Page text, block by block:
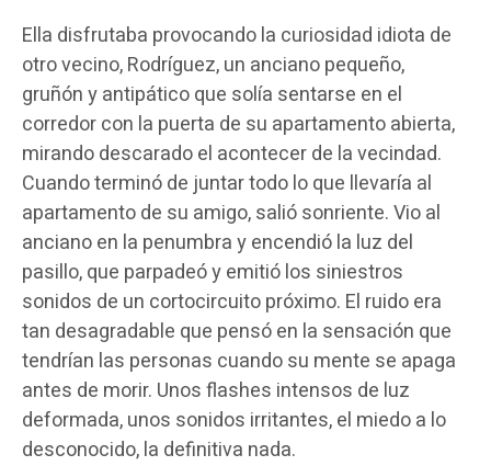
Ella disfrutaba provocando la curiosidad idiota de
otro vecino, Rodríguez, un anciano pequeño,
gruñón y antipático que solía sentarse en el
corredor con la puerta de su apartamento abierta,
mirando descarado el acontecer de la vecindad.
Cuando terminó de juntar todo lo que llevaría al
apartamento de su amigo, salió sonriente. Vio al
anciano en la penumbra y encendió la luz del
pasillo, que parpadeó y emitió los siniestros
sonidos de un cortocircuito próximo. El ruido era
tan desagradable que pensó en la sensación que
tendrían las personas cuando su mente se apaga
antes de morir. Unos flashes intensos de luz
deformada, unos sonidos irritantes, el miedo a lo
desconocido, la definitiva nada.